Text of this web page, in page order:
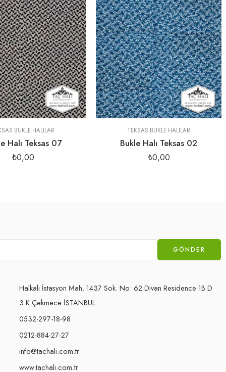
BUKLE HALILAR
Halı Teksas 07
₺0,00
TEKSAS BUKLE HALILAR
Bukle Halı Teksas 02
₺0,00
Halkalı İstasyon Mah. 1437 Sok. No: 62 Divan Residence 1B D
3 K.Çekmece İSTANBUL.
0532-297-18-98
0212-884-27-27
info@tachali.com.tr
www.tachali.com.tr